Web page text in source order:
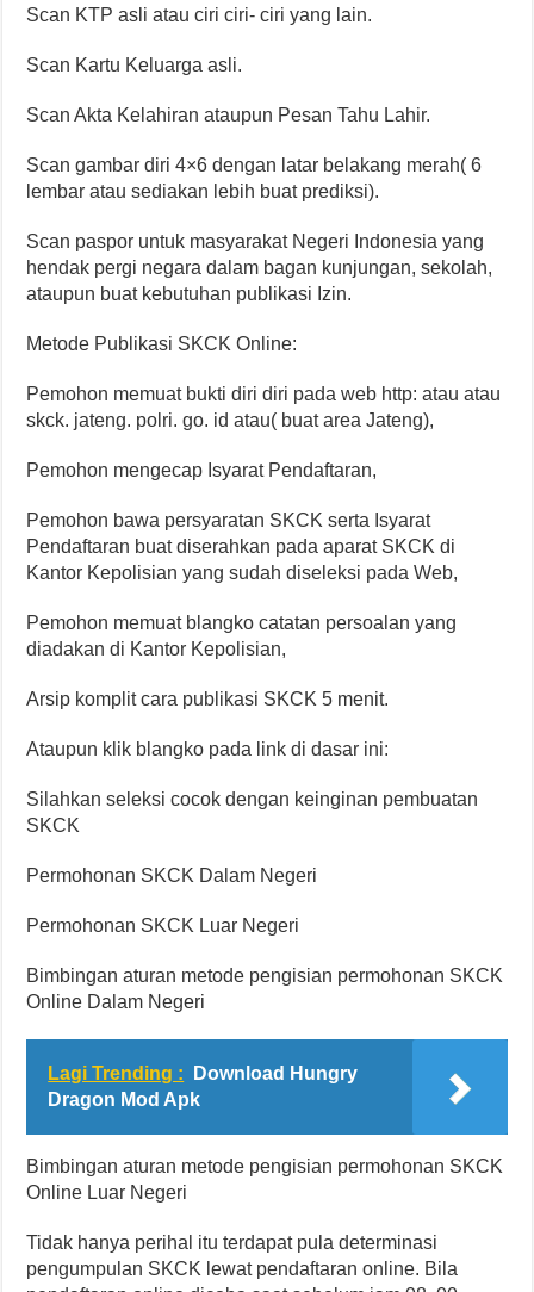
Scan KTP asli atau ciri ciri- ciri yang lain.
Scan Kartu Keluarga asli.
Scan Akta Kelahiran ataupun Pesan Tahu Lahir.
Scan gambar diri 4×6 dengan latar belakang merah( 6
lembar atau sediakan lebih buat prediksi).
Scan paspor untuk masyarakat Negeri Indonesia yang
hendak pergi negara dalam bagan kunjungan, sekolah,
ataupun buat kebutuhan publikasi Izin.
Metode Publikasi SKCK Online:
Pemohon memuat bukti diri diri pada web http: atau atau
skck. jateng. polri. go. id atau( buat area Jateng),
Pemohon mengecap Isyarat Pendaftaran,
Pemohon bawa persyaratan SKCK serta Isyarat
Pendaftaran buat diserahkan pada aparat SKCK di
Kantor Kepolisian yang sudah diseleksi pada Web,
Pemohon memuat blangko catatan persoalan yang
diadakan di Kantor Kepolisian,
Arsip komplit cara publikasi SKCK 5 menit.
Ataupun klik blangko pada link di dasar ini:
Silahkan seleksi cocok dengan keinginan pembuatan
SKCK
Permohonan SKCK Dalam Negeri
Permohonan SKCK Luar Negeri
Bimbingan aturan metode pengisian permohonan SKCK
Online Dalam Negeri
Lagi Trending :
Download Hungry
Dragon Mod Apk
Bimbingan aturan metode pengisian permohonan SKCK
Online Luar Negeri
Tidak hanya perihal itu terdapat pula determinasi
pengumpulan SKCK lewat pendaftaran online. Bila